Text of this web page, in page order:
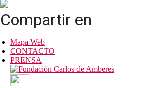
Compartir en
Mapa Web
CONTACTO
PRENSA